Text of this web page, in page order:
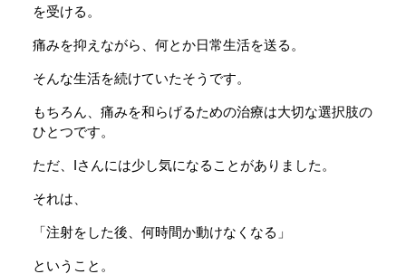
を受ける。
痛みを抑えながら、何とか日常生活を送る。
そんな生活を続けていたそうです。
もちろん、痛みを和らげるための治療は大切な選択肢の
ひとつです。
ただ、Iさんには少し気になることがありました。
それは、
「注射をした後、何時間か動けなくなる」
ということ。